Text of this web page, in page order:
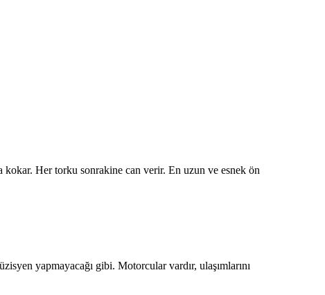
Her torku sonrakine can verir. En uzun ve esnek ön
yapmayacağı gibi. Motorcular vardır, ulaşımlarını